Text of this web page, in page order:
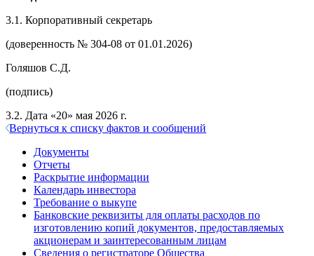
3.1. Корпоративный секретарь
(доверенность № 304-08 от 01.01.2026)
Голяшов С.Д.
(подпись)
3.2. Дата «20» мая 2026 г.
Вернуться к списку фактов и сообщений
Документы
Отчеты
Раскрытие информации
Календарь инвестора
Требование о выкупе
Банковские реквизиты для оплаты расходов по
изготовлению копий документов, предоставляемых
акционерам и заинтересованным лицам
Сведения о регистраторе Общества